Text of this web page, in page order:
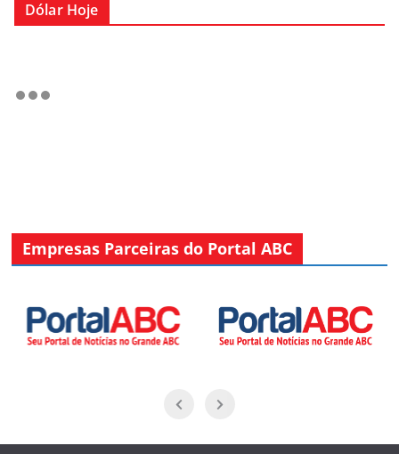
Dólar Hoje
Empresas Parceiras do Portal ABC